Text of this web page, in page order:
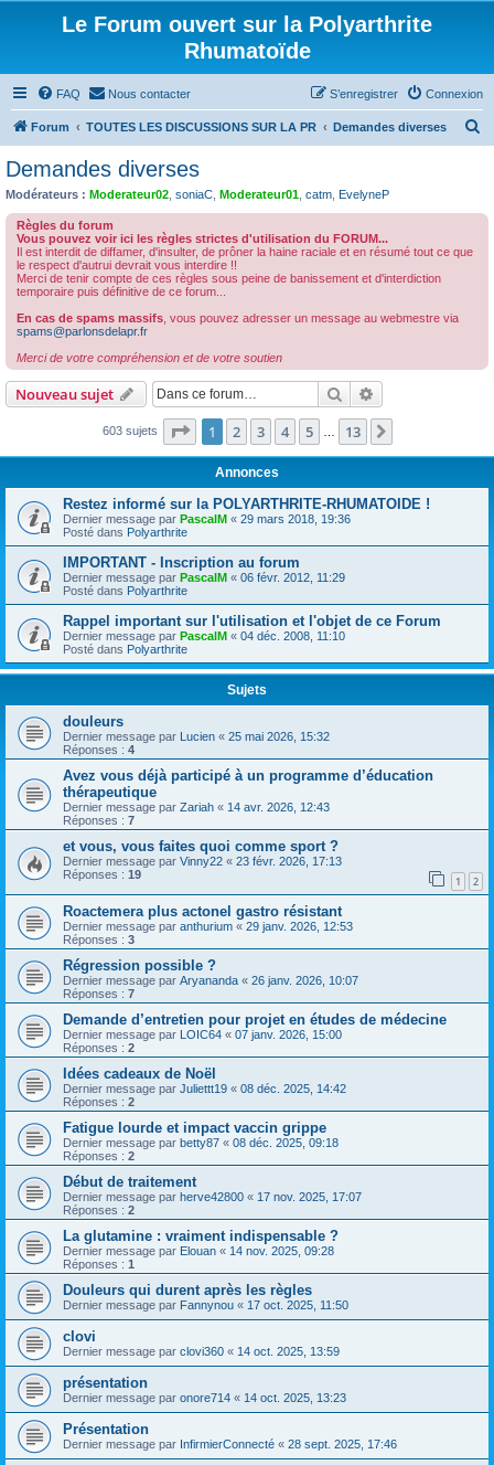
Le Forum ouvert sur la Polyarthrite
Rhumatoïde
FAQ Nous contacter Connexion
S’enregistrer
Forum TOUTES LES DISCUSSIONS SUR LA PR Demandes diverses
Demandes diverses
Modérateurs : Moderateur02 soniaC Moderateur01 catm EvelyneP
Règles du forum
Vous pouvez voir ici les règles strictes d'utilisation du FORUM...
Il est interdit de diffamer, d'insulter, de prôner la haine raciale et en résumé tout ce que
le respect d'autrui devrait vous interdire !!
Merci de tenir compte de ces règles sous peine de banissement et d'interdiction
temporaire puis définitive de ce forum...
En cas de spams massifs , vous pouvez adresser un message au webmestre via
spams@parlonsdelapr.fr
Merci de votre compréhension et de votre soutien
Nouveau sujet Rechercher
603 sujets Page 1sur13
1 2 3 4 5 13
Annonces
Restez informé sur la POLYARTHRITE-RHUMATOIDE !
Dernier message par PascalM « 29 mars 2018, 19:36
Posté dans Polyarthrite
IMPORTANT - Inscription au forum
Dernier message par PascalM « 06 févr. 2012, 11:29
Posté dans Polyarthrite
Rappel important sur l'utilisation et l'objet de ce Forum
Dernier message par PascalM « 04 déc. 2008, 11:10
Posté dans Polyarthrite
Sujets
douleurs
Dernier message par Lucien « 25 mai 2026, 15:32
Réponses : 4
Avez vous déjà participé à un programme d’éducation
thérapeutique
Dernier message par Zariah « 14 avr. 2026, 12:43
Réponses : 7
et vous, vous faites quoi comme sport ?
Dernier message par Vinny22 « 23 févr. 2026, 17:13
Réponses : 19 1 2
Roactemera plus actonel gastro résistant
Dernier message par anthurium « 29 janv. 2026, 12:53
Réponses : 3
Régression possible ?
Dernier message par Aryananda « 26 janv. 2026, 10:07
Réponses : 7
Demande d’entretien pour projet en études de médecine
Dernier message par LOIC64 « 07 janv. 2026, 15:00
Réponses : 2
Idées cadeaux de Noël
Dernier message par Juliettt19 « 08 déc. 2025, 14:42
Réponses : 2
Fatigue lourde et impact vaccin grippe
Dernier message par betty87 « 08 déc. 2025, 09:18
Réponses : 2
Début de traitement
Dernier message par herve42800 « 17 nov. 2025, 17:07
Réponses : 2
La glutamine : vraiment indispensable ?
Dernier message par Elouan « 14 nov. 2025, 09:28
Réponses : 1
Douleurs qui durent après les règles
Dernier message par Fannynou « 17 oct. 2025, 11:50
clovi
Dernier message par clovi360 « 14 oct. 2025, 13:59
présentation
Dernier message par onore714 « 14 oct. 2025, 13:23
Présentation
Dernier message par InfirmierConnecté « 28 sept. 2025, 17:46